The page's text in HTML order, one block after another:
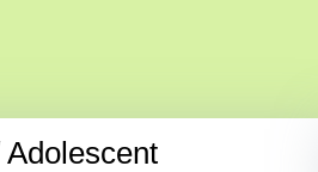
Adolescent